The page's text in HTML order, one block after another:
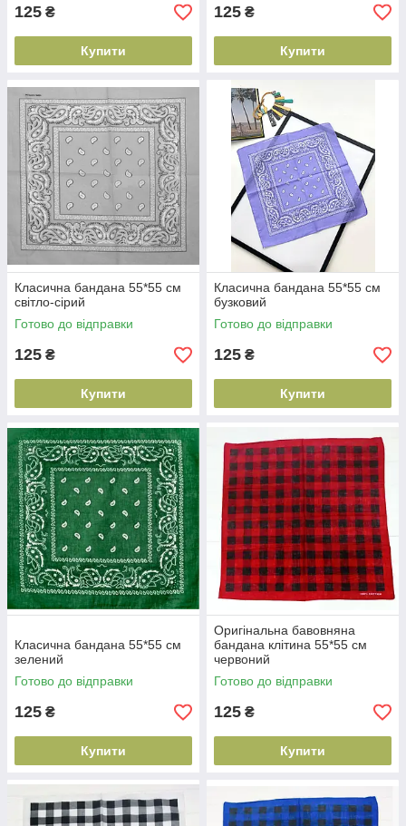
125 ₴
Купити
125 ₴
Купити
Класична бандана 55*55 см
світло-сірий
Готово до відправки
125 ₴
Купити
Класична бандана 55*55 см
бузковий
Готово до відправки
125 ₴
Купити
Класична бандана 55*55 см
зелений
Готово до відправки
125 ₴
Купити
Оригінальна бавовняна
бандана клітина 55*55 см
червоний
Готово до відправки
125 ₴
Купити